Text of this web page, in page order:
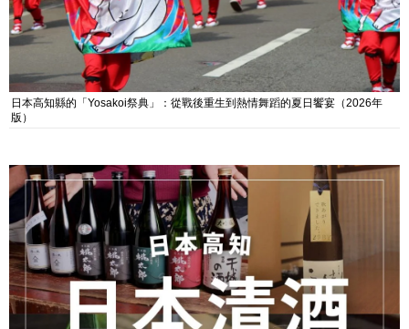
日本高知縣的「Yosakoi祭典」：從戰後重生到熱情舞蹈的夏日饗宴（2026年
版）